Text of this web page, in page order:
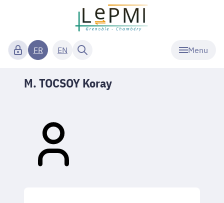
Menu
FR EN
M. TOCSOY Koray